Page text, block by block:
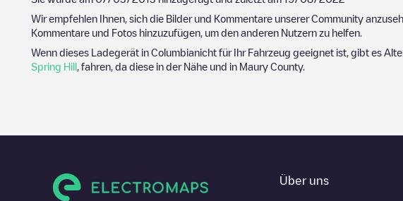
Wir empfehlen Ihnen, sich die Bilder und Kommentare unserer Community
Kommentare und Fotos hinzuzufügen, um den anderen Nutzern zu helfen.
Wenn dieses Ladegerät in Columbianicht für Ihr Fahrzeug geeignet ist, gibt es
Spring Hill
, fahren, da diese in der Nähe und in Maury County.
Über uns